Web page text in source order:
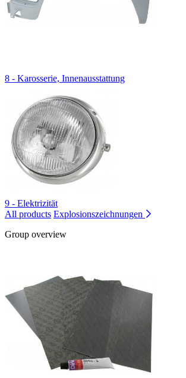
8 - Karosserie, Innenausstattung
9 - Elektrizität
All products Explosionszeichnungen
Group overview